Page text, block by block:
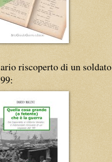
riscoperto di un soldato